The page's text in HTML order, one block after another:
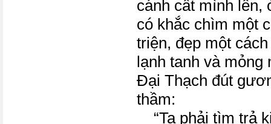
cánh cất mình lên,
có khắc chìm một
triện, đẹp một
lạnh tanh và mỏng
Đại Thạch đút
thầm:
“Ta phải tìm trả